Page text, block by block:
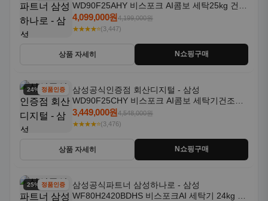
WD90F25AHY 비스포크 AI콤보 세탁25kg 건조
18kg 자동문열림 1등급
4,099,000원4,199,000원
★★★★⭐(3,447)
상품 자세히 N쇼핑구매
24% 할인정품인증
삼성공식인증점 회산디지털 - 삼성
WD90F25CHY 비스포크 AI콤보 세탁기건조기
일체형 25kg+18kg 1등급
3,449,000원4,548,000원
★★★★⭐(3,476)
상품 자세히 N쇼핑구매
25% 할인정품인증
삼성공식파트너 삼성하나로 - 삼성
WF80H2420BDHS 비스포크AI 세탁기 24kg 건